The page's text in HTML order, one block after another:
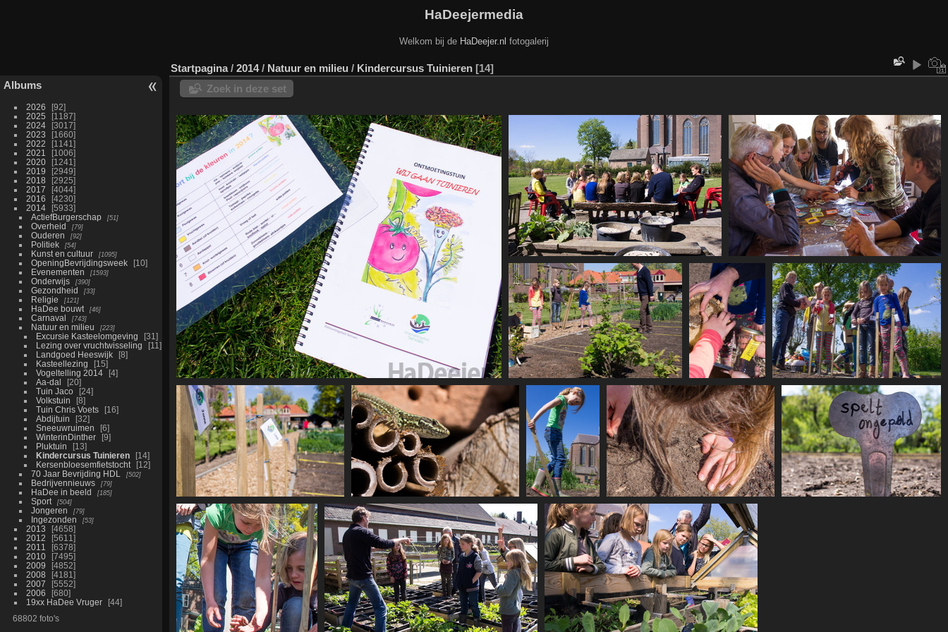
HaDeejermedia
Welkom bij de HaDeejer.nl fotogalerij
Albums
2026
92
2025
1187
2024
3017
2023
1660
2022
1141
2021
1006
2020
1241
2019
2949
2018
2925
2017
4044
2016
4230
2014
5933
ActiefBurgerschap
51
Overheid 79
Ouderen 92
Politiek 54
Kunst en cultuur 1095
OpeningBevrijdingsweek
10
Evenementen
1593
Onderwijs 390
Gezondheid 33
Religie 121
HaDee bouwt 46
Carnaval 743
Natuur en milieu 223
Excursie Kasteelomgeving
31
Lezing over vruchtwisseling
11
Landgoed Heeswijk
8
Kasteellezing
15
Vogeltelling 2014
4
Aa-dal
20
Tuin Jaco
24
Volkstuin
8
Tuin Chris Voets
16
Abdijtuin
32
Sneeuwruimen
6
WinterinDinther
9
Pluktuin
13
Kindercursus Tuinieren
14
Kersenbloesemfietstocht
12
70 Jaar Bevrijding HDL
502
Bedrijvennieuws 79
HaDee in beeld 185
Sport 504
Jongeren 79
Ingezonden 53
2013
4658
2012
5611
2011
6378
2010
7495
2009
4852
2008
4181
2007
5552
2006
680
19xx HaDee Vruger
44
68802 foto's
Startpagina/ 2014/ Natuur en milieu / Kindercursus Tuinieren 14
Zoek in deze set